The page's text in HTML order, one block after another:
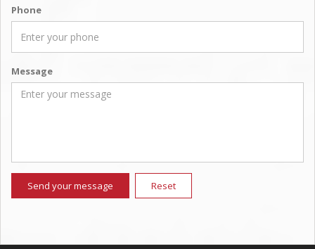
Phone
Message
Send your message Reset